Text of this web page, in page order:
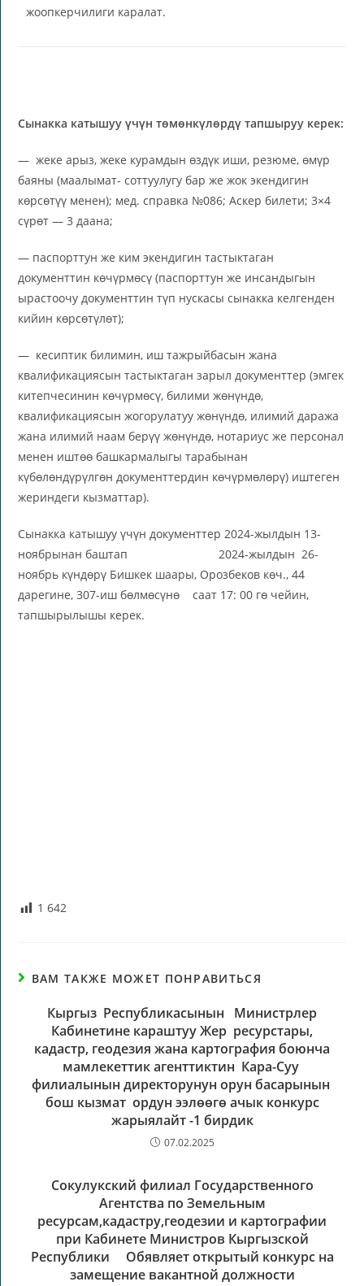
жоопкерчилиги каралат.
Сынакка катышуу үчүн төмөнкүлөрдү тапшыруу керек:
— жеке арыз, жеке курамдын өздүк иши, резюме, өмүр
баяны (маалымат- соттуулугу бар же жок экендигин
көрсөтүү менен); мед. справка №086; Аскер билети; 3×4
сүрөт — 3 даана;
— паспорттун же ким экендигин тастыктаган
документтин көчүрмөсү (паспорттун же инсандыгын
ырастоочу документтин түп нускасы сынакка келгенден
кийин көрсөтүлөт);
— кесиптик билимин, иш тажрыйбасын жана
квалификациясын тастыктаган зарыл документтер (эмгек
китепчесинин көчүрмөсү, билими жөнүндө,
квалификациясын жогорулатуу жөнүндө, илимий даража
жана илимий наам берүү жөнүндө, нотариус же персонал
менен иштөө башкармалыгы тарабынан
күбөлөндүрүлгөн документтердин көчүрмөлөрү) иштеген
жериндеги кызматтар).
Сынакка катышуу үчүн документтер 2024-жылдын 13-
ноябрынан баштап 2024-жылдын 26-
ноябрь күндөрү Бишкек шаары, Орозбеков көч., 44
дарегине, 307-иш бөлмөсүнө саат 17: 00 гө чейин,
тапшырылышы керек.
1 642
ВАМ ТАКЖЕ МОЖЕТ ПОНРАВИТЬСЯ
Кыргыз Республикасынын Министрлер
Кабинетине караштуу Жер ресурстары,
кадастр, геодезия жана картография боюнча
мамлекеттик агенттиктин Кара-Суу
филиалынын директорунун орун басарынын
бош кызмат ордун ээлөөгө ачык конкурс
жарыялайт -1 бирдик
07.02.2025
Сокулукский филиал Государственного
Агентства по Земельным
ресурсам,кадастру,геодезии и картографии
при Кабинете Министров Кыргызской
Республики Обявляет открытый конкурс на
замещение вакантной должности